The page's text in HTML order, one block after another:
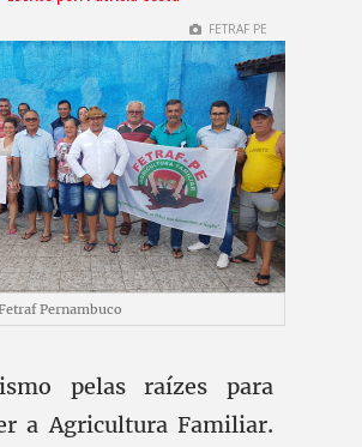
FETRAF PE
Pernambuco
pelas raízes para
a Agricultura Familiar.